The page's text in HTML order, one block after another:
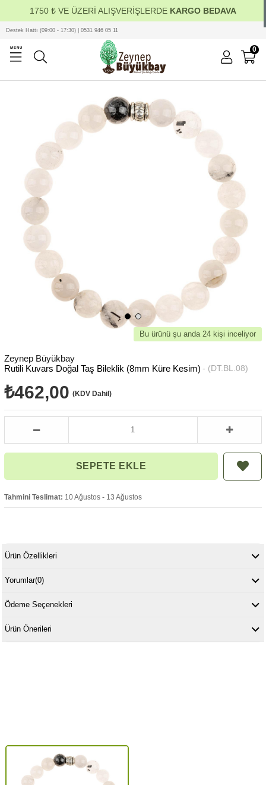
1750 ₺ VE ÜZERİ ALIŞVERİŞLERDE KARGO BEDAVA
MENU
Destek Hattı (09:00 - 17:30) | 0531 946 05 11
0
Bu ürünü şu anda 24 kişi inceliyor
Zeynep Büyükbay
Rutili Kuvars Doğal Taş Bileklik (8mm Küre Kesim)
(DT.BL.08)
₺462,00 (KDV Dahil)
Tahmini Teslimat: 10 Ağustos - 13 Ağustos
Ürün Özellikleri
Yorumlar(0)
Ödeme Seçenekleri
Ürün Önerileri